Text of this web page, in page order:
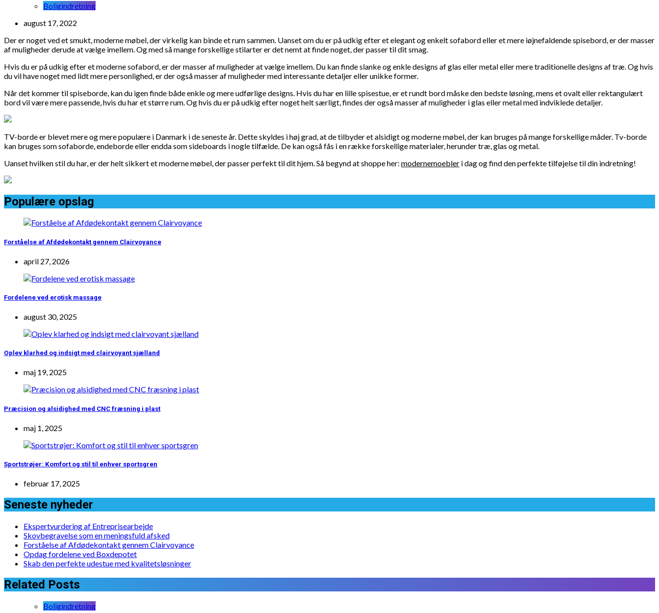
Boligindretning
august 17, 2022
Der er noget ved et smukt, moderne møbel, der virkelig kan binde et rum sammen. Uanset om du er på udkig efter et elegant og enkelt sofabord eller et mere iøjnefaldende spisebord, er der masser
af muligheder derude at vælge imellem. Og med så mange forskellige stilarter er det nemt at finde noget, der passer til dit smag.
Hvis du er på udkig efter et moderne sofabord, er der masser af muligheder at vælge imellem. Du kan finde slanke og enkle designs af glas eller metal eller mere traditionelle designs af træ. Og hvis
du vil have noget med lidt mere personlighed, er der også masser af muligheder med interessante detaljer eller unikke former.
Når det kommer til spiseborde, kan du igen finde både enkle og mere udførlige designs. Hvis du har en lille spisestue, er et rundt bord måske den bedste løsning, mens et ovalt eller rektangulært
bord vil være mere passende, hvis du har et større rum. Og hvis du er på udkig efter noget helt særligt, findes der også masser af muligheder i glas eller metal med indviklede detaljer.
TV-borde er blevet mere og mere populære i Danmark i de seneste år. Dette skyldes i høj grad, at de tilbyder et alsidigt og moderne møbel, der kan bruges på mange forskellige måder. Tv-borde
kan bruges som sofaborde, endeborde eller endda som sideboards i nogle tilfælde. De kan også fås i en række forskellige materialer, herunder træ, glas og metal.
Uanset hvilken stil du har, er der helt sikkert et moderne møbel, der passer perfekt til dit hjem. Så begynd at shoppe her: modernemoebler i dag og find den perfekte tilføjelse til din indretning!
Populære opslag
Forståelse af Afdødekontakt gennem Clairvoyance
april 27, 2026
Fordelene ved erotisk massage
august 30, 2025
Oplev klarhed og indsigt med clairvoyant sjælland
maj 19, 2025
Præcision og alsidighed med CNC fræsning i plast
maj 1, 2025
Sportstrøjer: Komfort og stil til enhver sportsgren
februar 17, 2025
Seneste nyheder
Ekspertvurdering af Entreprisearbejde
Skovbegravelse som en meningsfuld afsked
Forståelse af Afdødekontakt gennem Clairvoyance
Opdag fordelene ved Boxdepotet
Skab den perfekte udestue med kvalitetsløsninger
Related Posts
Boligindretning